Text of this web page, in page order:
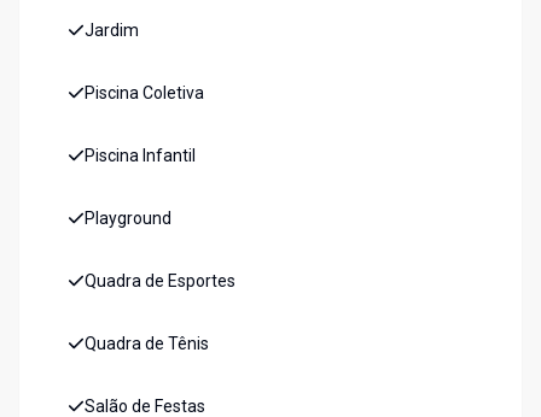
Jardim
Piscina Coletiva
Piscina Infantil
Playground
Quadra de Esportes
Quadra de Tênis
Salão de Festas